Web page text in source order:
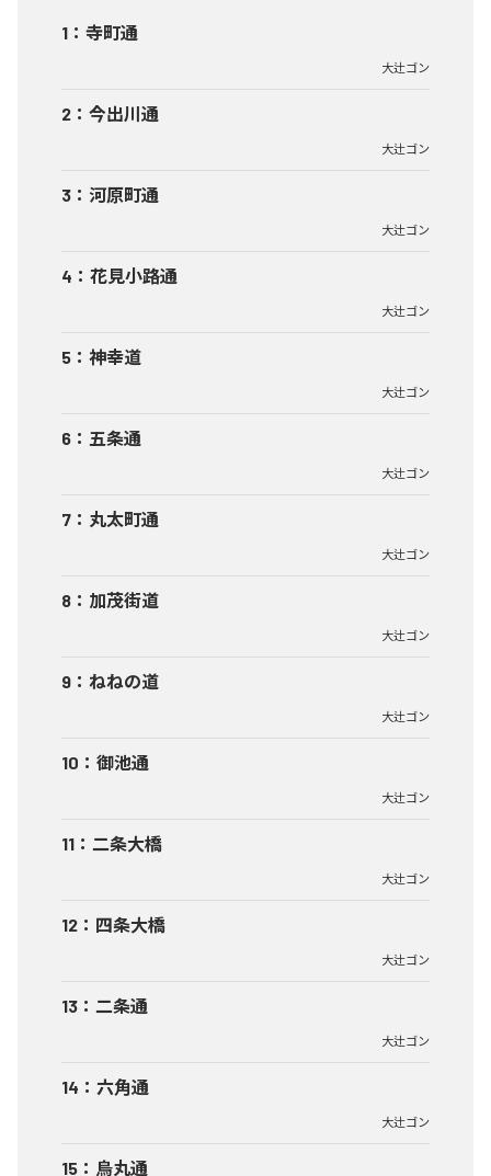
1 ： 寺町通
大辻ゴン
2 ： 今出川通
大辻ゴン
3 ： 河原町通
大辻ゴン
4 ： 花見小路通
大辻ゴン
5 ： 神幸道
大辻ゴン
6 ： 五条通
大辻ゴン
7 ： 丸太町通
大辻ゴン
8 ： 加茂街道
大辻ゴン
9 ： ねねの道
大辻ゴン
10 ： 御池通
大辻ゴン
11 ： 二条大橋
大辻ゴン
12 ： 四条大橋
大辻ゴン
13 ： 二条通
大辻ゴン
14 ： 六角通
大辻ゴン
15 ： 烏丸通